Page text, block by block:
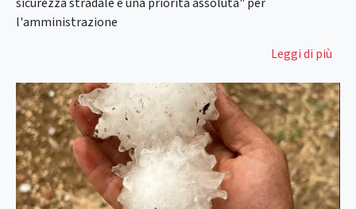
sicurezza stradale è una priorità assoluta" per
l'amministrazione
Leggi di più